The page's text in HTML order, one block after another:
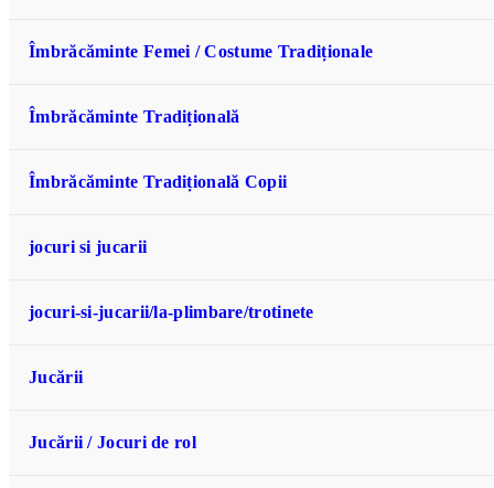
Îmbrăcăminte Femei / Costume Tradiționale
Îmbrăcăminte Tradițională
Îmbrăcăminte Tradițională Copii
jocuri si jucarii
jocuri-si-jucarii/la-plimbare/trotinete
Jucării
Jucării / Jocuri de rol